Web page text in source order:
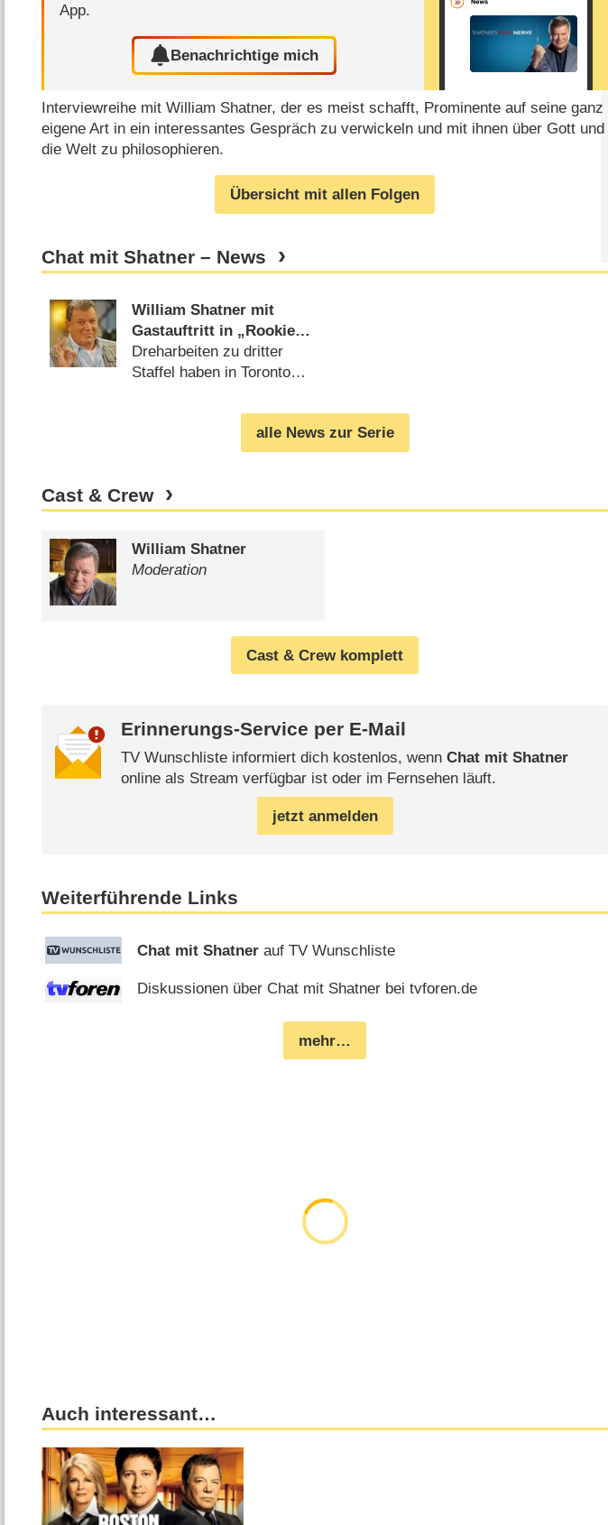
App.
Benachrichtige mich
Interviewreihe mit William Shatner, der es meist schafft, Prominente auf seine ganz
eigene Art in ein interessantes Gespräch zu verwickeln und mit ihnen über Gott und
die Welt zu philosophieren.
Übersicht mit allen Folgen
Chat mit Shatner – News
William Shatner mit
Gastauftritt in „Rookie
Blue“
Dreharbeiten zu dritter
Staffel haben in Toronto
alle News zur Serie
Cast & Crew
William Shatner
Moderation
Cast & Crew komplett
Erinnerungs-Service per E-Mail
TV Wunschliste informiert dich kostenlos, wenn Chat mit Shatner
online als Stream verfügbar ist oder im Fernsehen läuft.
jetzt anmelden
Weiterführende Links
Chat mit Shatner auf TV Wunschliste
Diskussionen über Chat mit Shatner bei tvforen.de
mehr…
Auch interessant…